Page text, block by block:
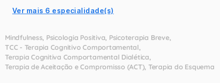
Ver mais 6 especialidade(s)
Mindfulness Psicologia Positiva Psicoterapia Breve
TCC - Terapia Cognitivo Comportamental
Terapia Cognitiva Comportamental Dialética
Terapia de Aceitação e Compromisso (ACT) Terapia do Esquema